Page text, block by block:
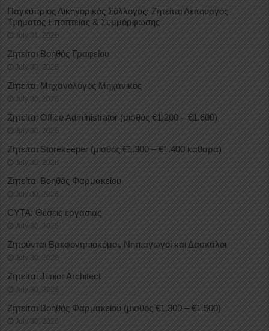
Παγκύπριος Δικηγορικός Σύλλογος: Ζητείται Λειτουργός
Τμήματος Εποπτείας & Συμμόρφωσης
July 31, 2026
Ζητείται Βοηθός Γραφείου
July 30, 2026
Ζητείται Μηχανολόγος Μηχανικός
July 30, 2026
Ζητείται Office Administrator (μισθός €1.200 – €1.600)
July 30, 2026
Ζητείται Storekeeper (μισθός €1.300 – €1.400 καθαρά)
July 30, 2026
Ζητείται Βοηθός Φαρμακείου
July 30, 2026
CYTA: Θέσεις εργασίας
July 30, 2026
Ζητούνται Βρεφονηπιοκόμοι, Νηπιαγωγοί και Δασκάλοι
July 30, 2026
Ζητείται Junior Architect
July 30, 2026
Ζητείται Βοηθός Φαρμακείου (μισθός €1.300 – €1.500)
July 30, 2026